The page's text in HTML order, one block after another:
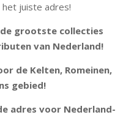
het juiste adres!
grootste collecties
van Nederland!
de Kelten, Romeinen,
gebied!
adres voor Nederland-